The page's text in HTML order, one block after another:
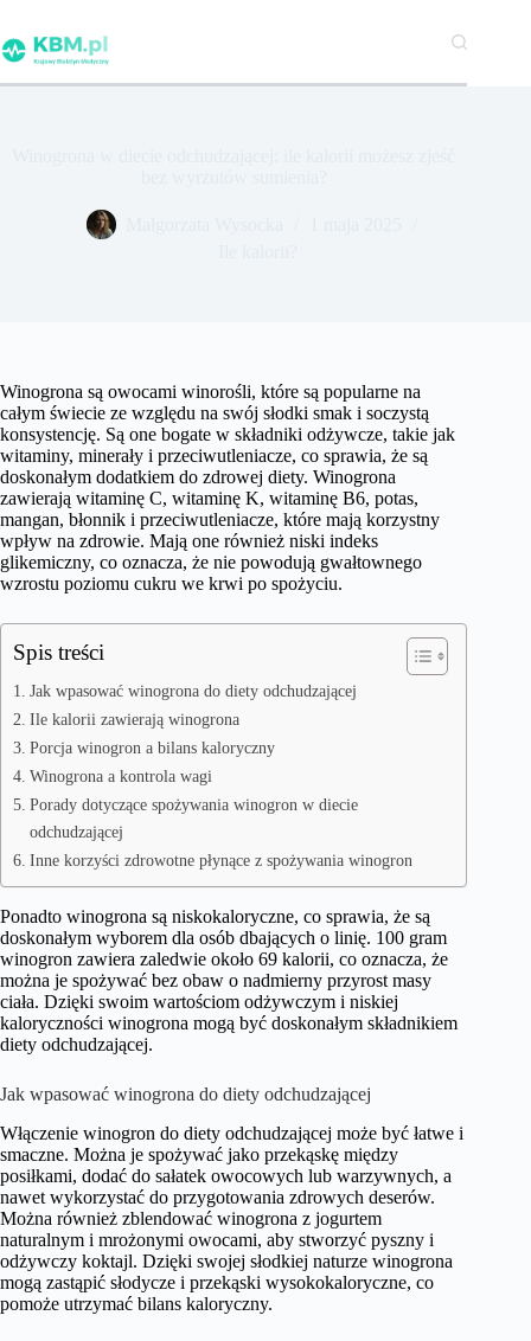
treści
Winogrona są owocami winorośli, które są popularne na
całym świecie ze względu na swój słodki smak i soczystą
konsystencję. Są one bogate w składniki odżywcze, takie jak
witaminy, minerały i przeciwutleniacze, co sprawia, że są
doskonałym dodatkiem do zdrowej diety. Winogrona
zawierają witaminę C, witaminę K, witaminę B6, potas,
mangan, błonnik i przeciwutleniacze, które mają korzystny
wpływ na zdrowie. Mają one również niski indeks
glikemiczny, co oznacza, że nie powodują gwałtownego
wzrostu poziomu cukru we krwi po spożyciu.
Spis treści
Jak wpasować winogrona do diety odchudzającej
Ile kalorii zawierają winogrona
Porcja winogron a bilans kaloryczny
Winogrona a kontrola wagi
Porady dotyczące spożywania winogron w diecie
odchudzającej
Inne korzyści zdrowotne płynące z spożywania winogron
Ponadto winogrona są niskokaloryczne, co sprawia, że są
doskonałym wyborem dla osób dbających o linię. 100 gram
winogron zawiera zaledwie około 69 kalorii, co oznacza, że
można je spożywać bez obaw o nadmierny przyrost masy
ciała. Dzięki swoim wartościom odżywczym i niskiej
kaloryczności winogrona mogą być doskonałym składnikiem
diety odchudzającej.
Jak wpasować winogrona do diety odchudzającej
Włączenie winogron do diety odchudzającej może być łatwe i
smaczne. Można je spożywać jako przekąskę między
posiłkami, dodać do sałatek owocowych lub warzywnych, a
nawet wykorzystać do przygotowania zdrowych deserów.
Można również zblendować winogrona z jogurtem
naturalnym i mrożonymi owocami, aby stworzyć pyszny i
odżywczy koktajl. Dzięki swojej słodkiej naturze winogrona
mogą zastąpić słodycze i przekąski wysokokaloryczne, co
pomoże utrzymać bilans kaloryczny.